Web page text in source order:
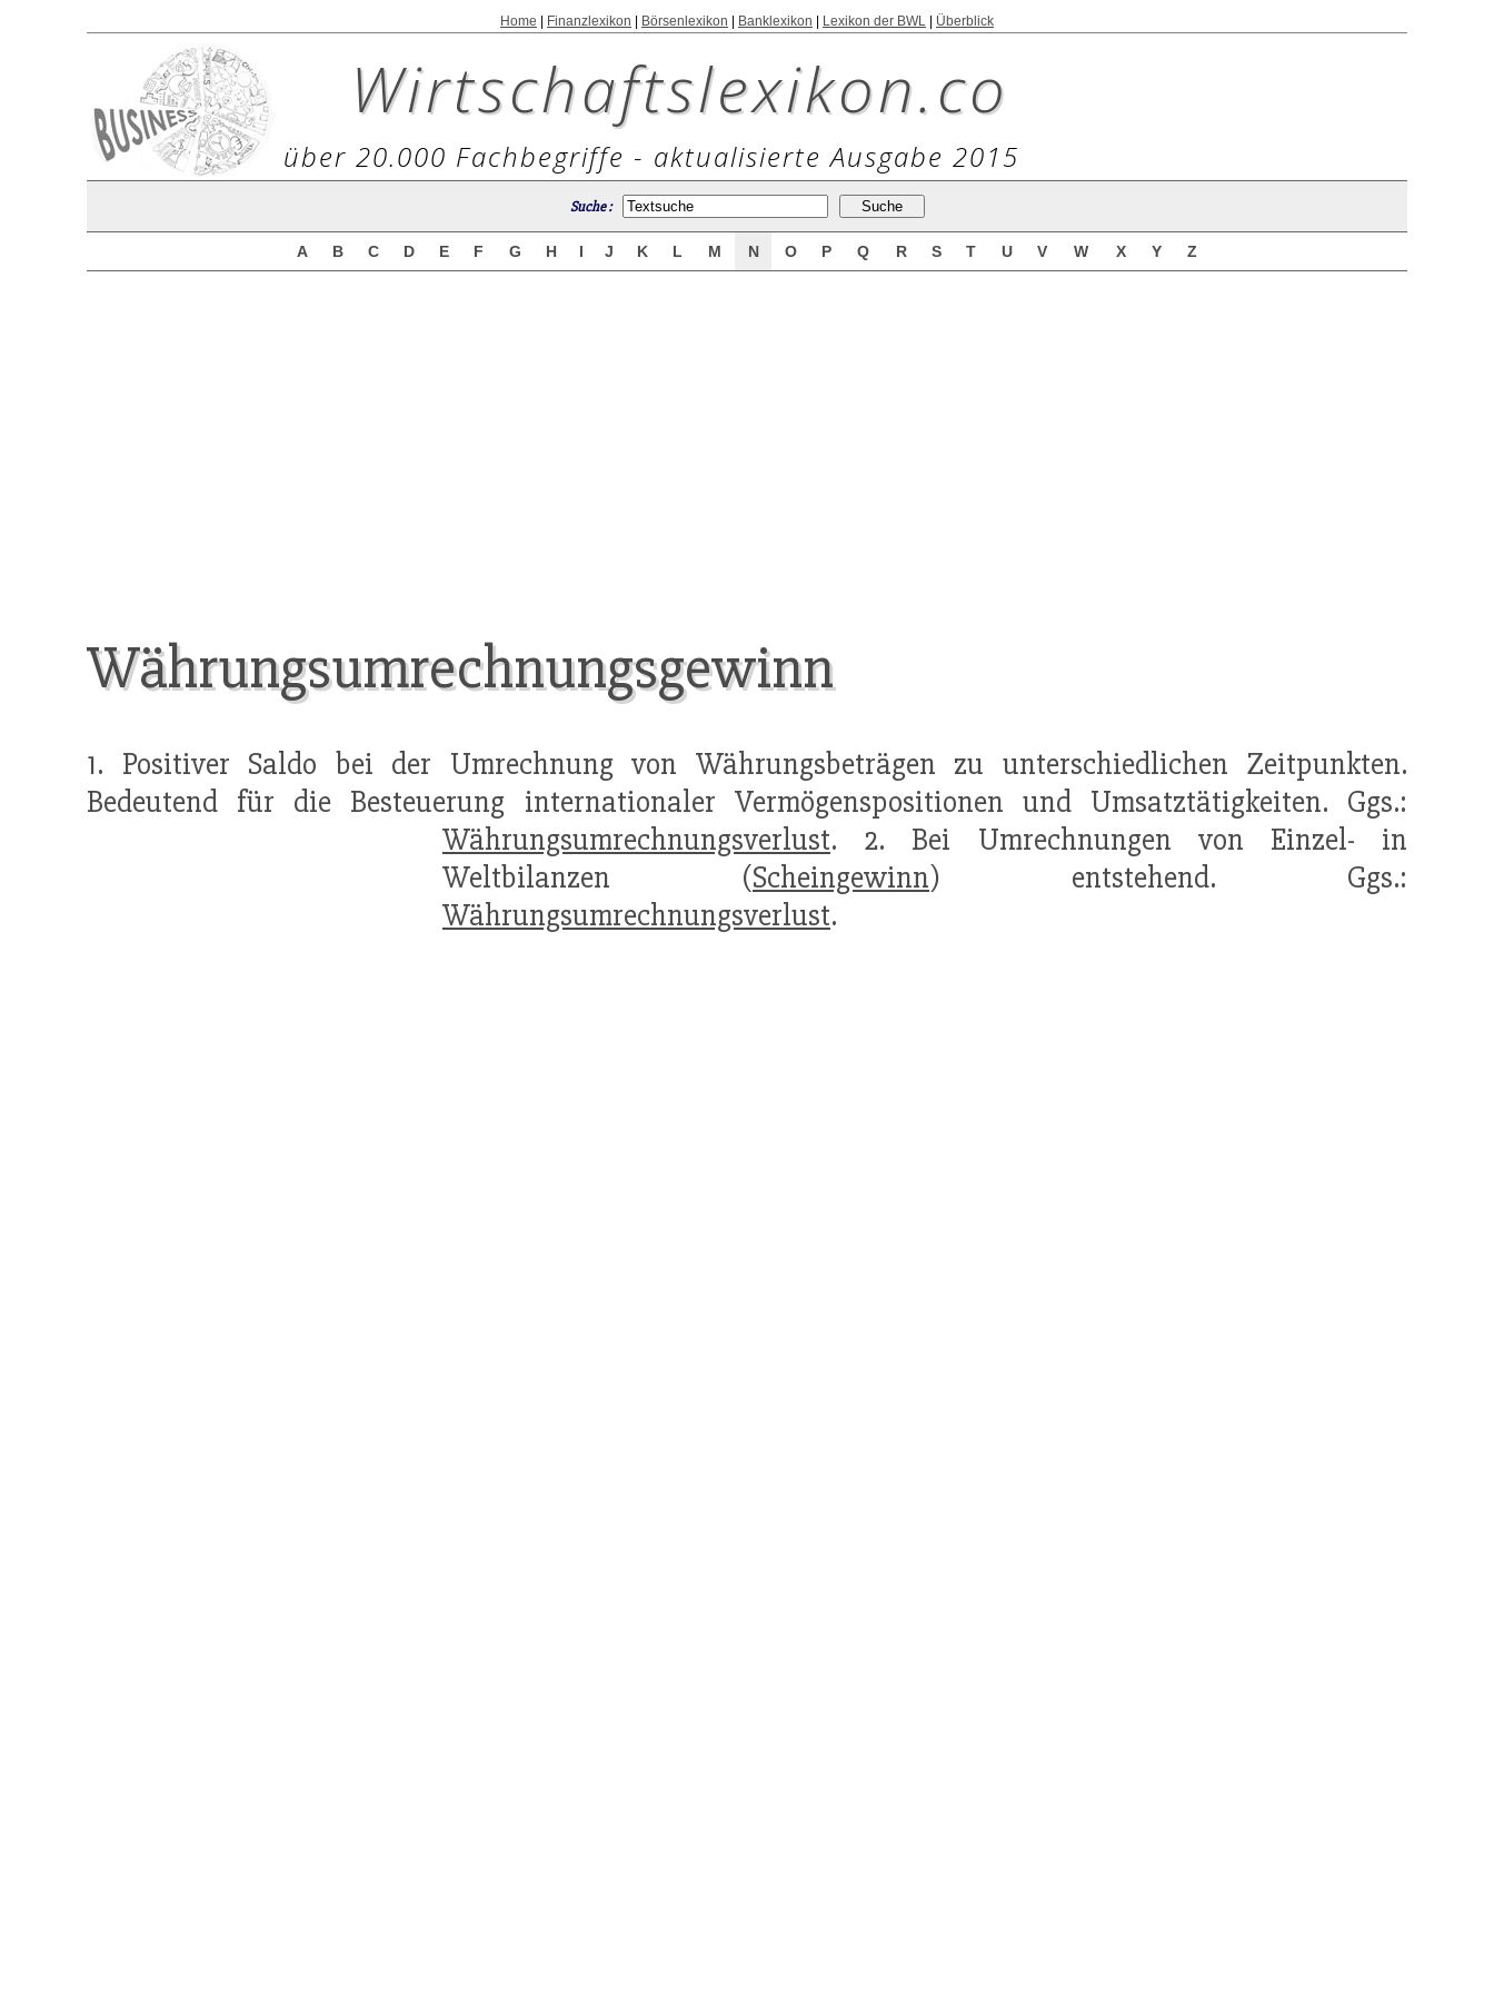
Home Finanzlexikon Börsenlexikon Banklexikon Lexikon der BWL Überblick
Wirtschaftslexikon.co
über 20.000 Fachbegriffe - aktualisierte Ausgabe 2015
Suche :
A B C D E F G H I J K L M N O P Q R S T U V W X Y Z
Währungsumrechnungsgewinn
1. Positiver Saldo bei der Umrechnung von Währungsbeträgen zu unterschiedlichen Zeitpunkten.
Bedeutend für die Besteuerung internationaler Vermögenspositionen und Umsatztätigkeiten. Ggs.:
Währungsumrechnungsverlust. 2. Bei Umrechnungen von Einzel- in
Weltbilanzen (Scheingewinn) entstehend. Ggs.:
Währungsumrechnungsverlust.